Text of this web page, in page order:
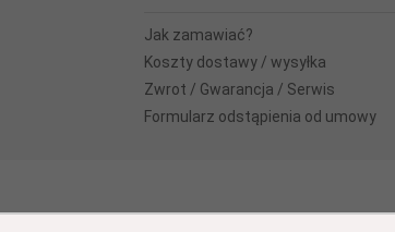
Jak zamawiać?
Koszty dostawy / wysyłka
Zwrot / Gwarancja / Serwis
Formularz odstąpienia od umowy